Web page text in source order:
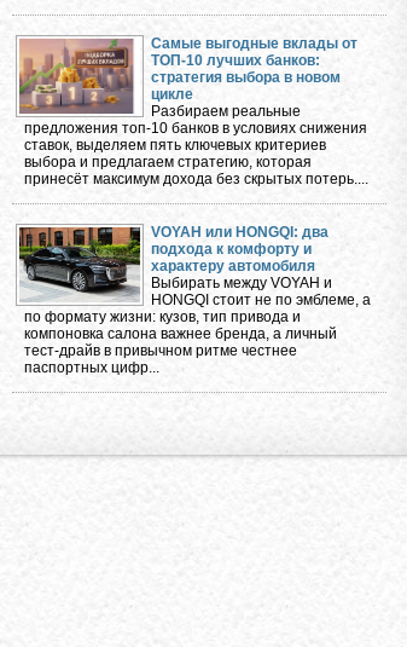
Самые выгодные вклады от
ТОП-10 лучших банков:
стратегия выбора в новом
цикле
Разбираем реальные
предложения топ-10 банков в условиях снижения
ставок, выделяем пять ключевых критериев
выбора и предлагаем стратегию, которая
принесёт максимум дохода без скрытых потерь....
VOYAH или HONGQI: два
подхода к комфорту и
характеру автомобиля
Выбирать между VOYAH и
HONGQI стоит не по эмблеме, а
по формату жизни: кузов, тип привода и
компоновка салона важнее бренда, а личный
тест-драйв в привычном ритме честнее
паспортных цифр...